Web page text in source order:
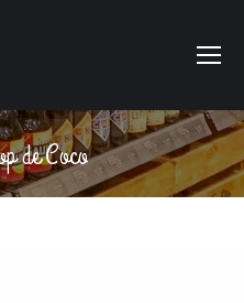
de Coco
êtes ici :